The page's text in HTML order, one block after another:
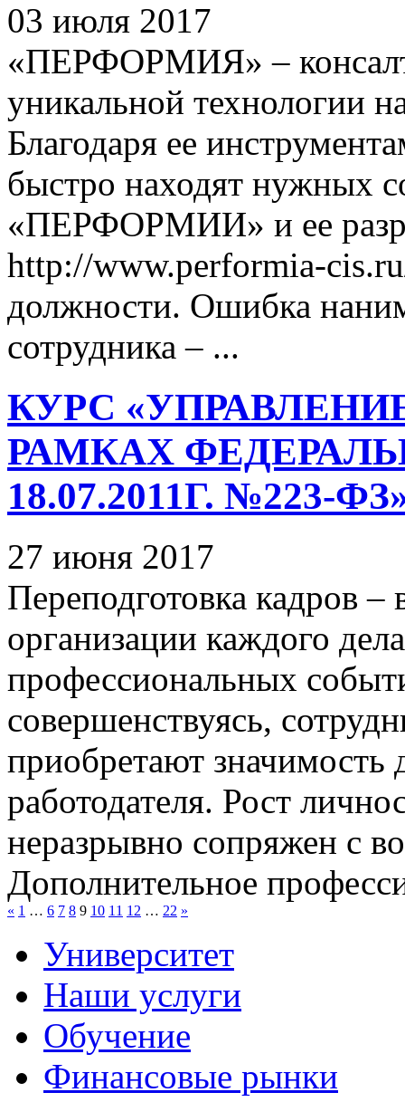
03 июля 2017
«ПЕРФОРМИЯ» –
уникальной технологии
Благодаря ее
быстро находят нужных
«ПЕРФОРМИИ» и ее
http://www.performia-
должности. Ошибка
сотрудника – ...
КУРС
РАМКАХ
18.07.2011Г. №223-
27 июня 2017
Переподготовка кадров
организации каждого
профессиональных
совершенствуясь,
приобретают значимость
работодателя. Рост
неразрывно сопряжен с
Дополнительное
« 1 … 6 7 8 9 10 11 12 … 22 »
Университет
Наши услуги
Обучение
Финансовые рынки